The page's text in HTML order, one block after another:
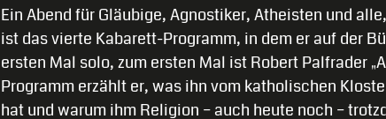
Ein Abend für Gläubige, Agnostiker, Atheisten und
ist das vierte Kabarett-Programm, in dem er auf der
ersten Mal solo, zum ersten Mal ist Robert Palfrader
Programm erzählt er, was ihn vom katholischen
hat und warum ihm Religion – auch heute noch –